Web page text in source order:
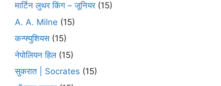
मार्टिन लुथर किंग – जूनियर(15)
A. A. Milne (15)
कन्फ्युशियस(15)
नेपोलियन हिल(15)
सुकरात | Socrates (15)